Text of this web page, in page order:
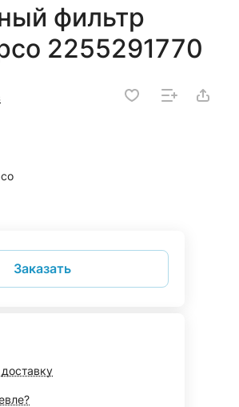
фильтр
2255291770
Заказать